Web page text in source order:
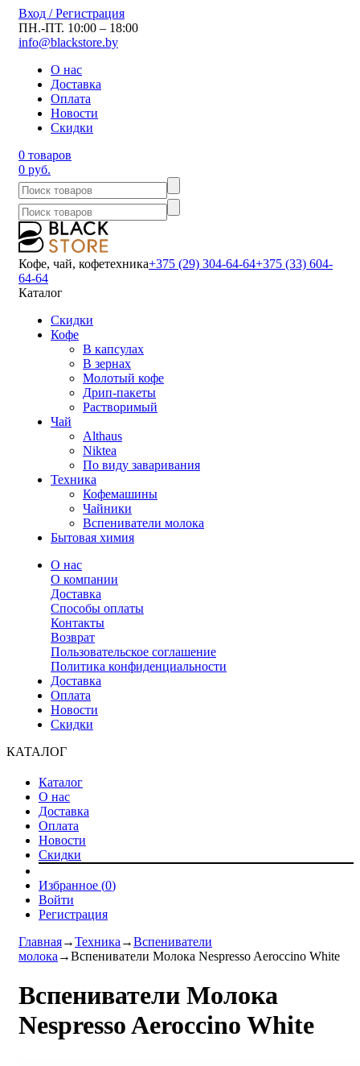
Вход / Регистрация
ПН.-ПТ. 10:00 – 18:00
info@blackstore.by
О нас
Доставка
Оплата
Новости
Скидки
0 товаров
0 руб.
Кофе, чай, кофетехника+375 (29) 304-64-64+375 (33) 604-
64-64
Каталог
Скидки
Кофе
В капсулах
В зернах
Молотый кофе
Дрип-пакеты
Растворимый
Чай
Althaus
Niktea
По виду заваривания
Техника
Кофемашины
Чайники
Вспениватели молока
Бытовая химия
О нас
О компании
Доставка
Способы оплаты
Контакты
Возврат
Пользовательское соглашение
Политика конфиденциальности
Доставка
Оплата
Новости
Скидки
КАТАЛОГ
Каталог
О нас
Доставка
Оплата
Новости
Скидки
Избранное (0)
Войти
Регистрация
Главная→Техника →Вспениватели
молока →Вспениватели Молока Nespresso Aeroccino White
Вспениватели Молока
Nespresso Aeroccino White